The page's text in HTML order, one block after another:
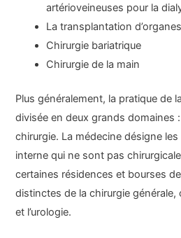
artérioveineuses pour la
La transplantation
Chirurgie bariatrique
Chirurgie de la main
Plus généralement, la pratique de
divisée en deux grands domaines
chirurgie. La médecine désigne
interne qui ne sont pas
certaines résidences et bourses
distinctes de la chirurgie
et l’urologie.